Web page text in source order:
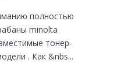
полностью
minolta
тонер-
. Как &nbs...